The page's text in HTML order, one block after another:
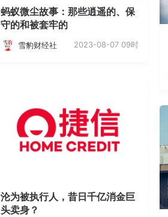
蚂蚁微尘故事：那些逍遥的、保
守的和被套牢的
雪豹财经社 2023-08-07 09时
沦为被执行人，昔日千亿消金巨
头卖身？